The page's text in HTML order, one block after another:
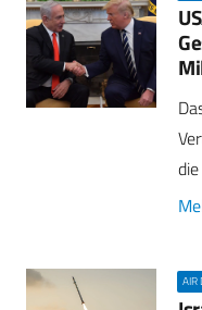
AIR